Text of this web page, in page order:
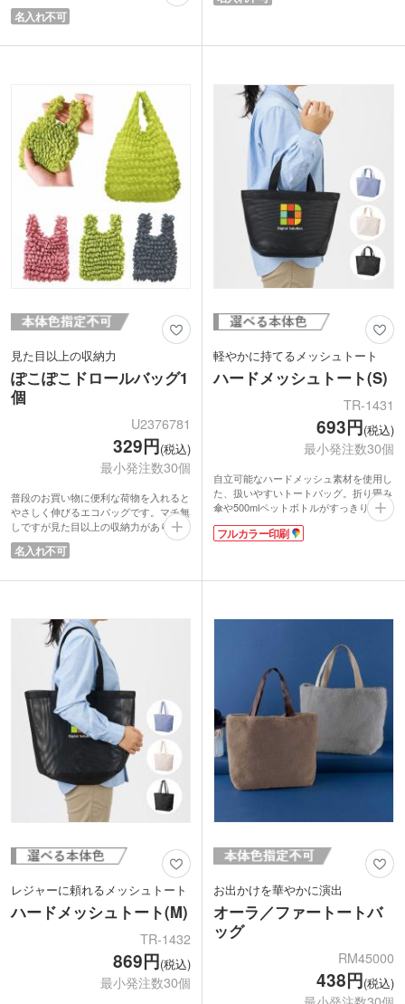
す。スマホや小ぶりのお財布など必要な
ものをすっきり収納できる使いやすいサ
ポケットにもファスナーが付いているの
ょっとしたお出かけや旅行先のサブバッ
グとしても活躍する夏にうれしいショル
ダーバッグです。
名入れ不可
安心して持ち歩けます。毎日のランチタ
トバッグです。
見た目以上の収納力
ぽこぽこドロールバッグ1
個
U2376781
329円(税込)
最小発注数30個
普段のお買い物に便利な荷物を入れると
やさしく伸びるエコバッグです。マチ無
しですが見た目以上の収納力がありま
す。使わない時はコンパクトにまとまる
のでバッグに入れていてもかさばりませ
躍するエコバッグです。
ラーです。筒形のクリアケース入りで陳
列展示がしやすくノベルティにぴった
名入れ不可
軽やかに持てるメッシュトート
ハードメッシュトート(S)
TR-1431
693円(税込)
最小発注数30個
自立可能なハードメッシュ素材を使用し
た、扱いやすいトートバッグ。折り畳み
傘や500mlペットボトルがすっきり収ま
る小ぶりなサイズ感で、日常のお出かけ
にも便利です。舟形のマチ付き仕様によ
ジャーやスパバッグとしても活躍しま
表面にはフルカラーで印刷が可能！お好
ッシュバッグを製作できます。
フルカラー印刷
レジャーに頼れるメッシュトート
ハードメッシュトート(M)
TR-1432
869円(税込)
最小発注数30個
お出かけを華やかに演出
オーラ／ファートートバ
ッグ
RM45000
438円(税込)